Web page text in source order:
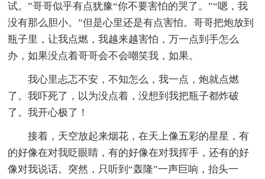
试。”哥哥似乎有点犹豫“你不要害怕的哭了。”“嗯，我
没有那么胆小。”但是心里还是有点害怕。哥哥把炮放到
瓶子里，让我点燃，我越来越害怕，万一点到手怎么
办，如果没点着哥哥会不会嘲笑我，如果。
我心里忐忑不安，不知怎么，我一点，炮就点燃
了。我吓死了，以为没点着，没想到我把瓶子都炸破
了。我开心极了！
接着，天空放起来烟花，在天上像五彩的星星，有
的好像在对我眨眼睛，有的好像在对我挥手，还有的好
像对我说话。突然，只听到“轰隆”一声巨响，抬头一